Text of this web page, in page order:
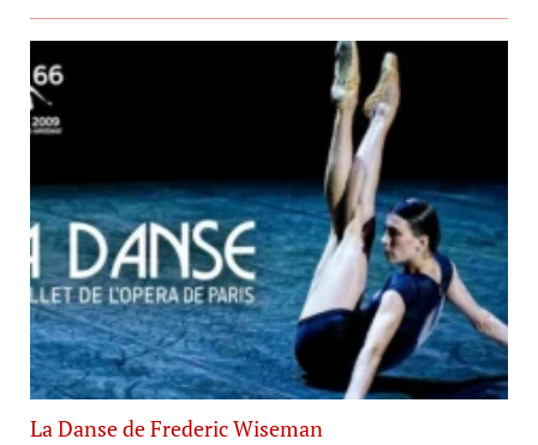
La Danse de Frederic Wiseman